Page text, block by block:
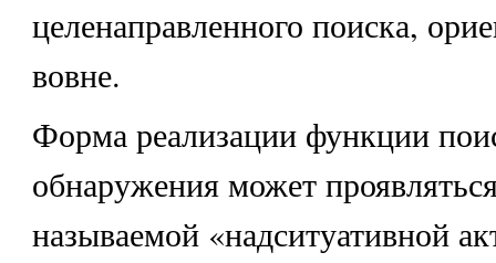
целенаправленного поиска,
вовне.
Форма реализации функции
обнаружения может
называемой «надситуативной